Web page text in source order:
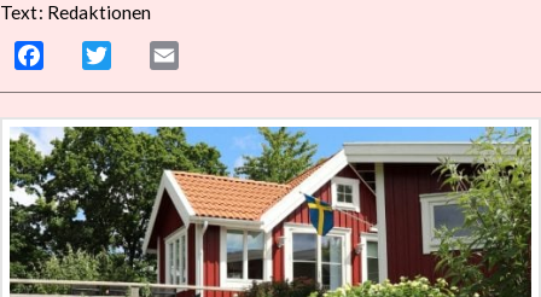
Text: Redaktionen
Facebook Twitter